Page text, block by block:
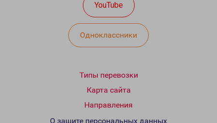
YouTube
Одноклассники
Типы перевозки
Карта сайта
Направления
О защите персональных данных